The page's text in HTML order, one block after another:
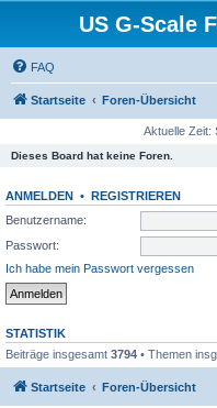
US G-Scale
FAQ
Startseite Foren-Übersicht
Aktuelle Zeit:
Dieses Board hat keine Foren.
ANMELDEN • REGISTRIEREN
Benutzername:
Passwort:
Ich habe mein Passwort vergessen
STATISTIK
Beiträge insgesamt 3794 • Themen
Startseite Foren-Übersicht